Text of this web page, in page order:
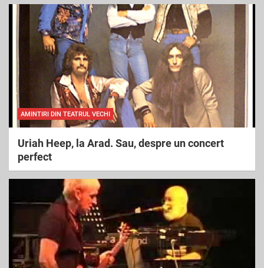
AMINTIRI DIN TEATRUL VECHI
Uriah Heep, la Arad. Sau, despre un concert
perfect